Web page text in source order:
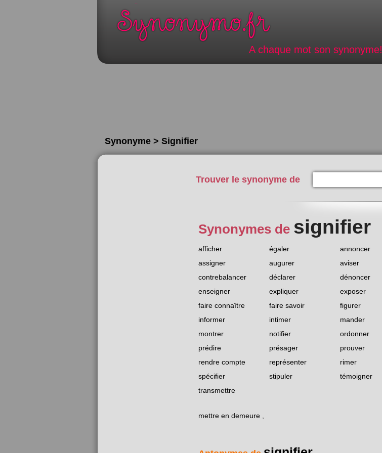
A chaque mot son synonyme!
Synonyme > Signifier
Trouver le synonyme de
Synonymes de signifier
afficher égaler annoncer
assigner
augurer aviser
contrebalancer
déclarer dénoncer
enseigner
expliquer exposer
faire connaître
faire savoir figurer
informer
intimer mander
montrer
notifier ordonner
prédire
présager prouver
rendre compte
représenter rimer
spécifier
stipuler témoigner
transmettre
mettre en demeure